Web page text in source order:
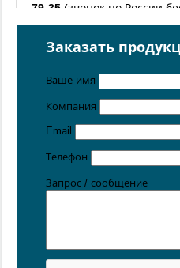
79-35 (звонок по России
Поставка осуществляется с
расположенных в
Хабаровске,Ростове-
Симферополе,
Заказать
Ваше имя
Компания
Email
Телефон
Запрос / сообщение